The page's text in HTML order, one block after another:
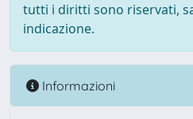
tutti i diritti sono riservati,
indicazione.
Informazioni